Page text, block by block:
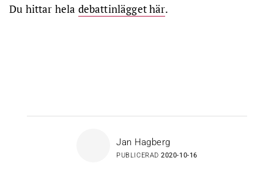
Du hittar hela debattinlägget här.
Jan Hagberg
PUBLICERAD2020-10-16